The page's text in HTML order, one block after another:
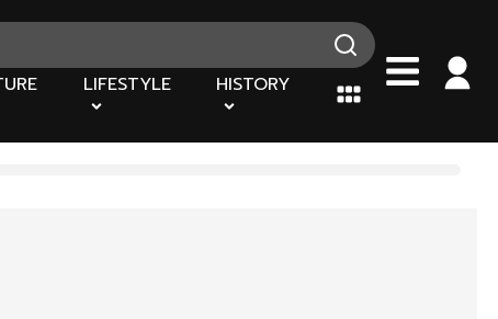
LIFESTYLE HISTORY